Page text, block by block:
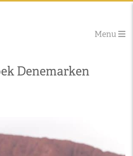
Menu
Denemarken